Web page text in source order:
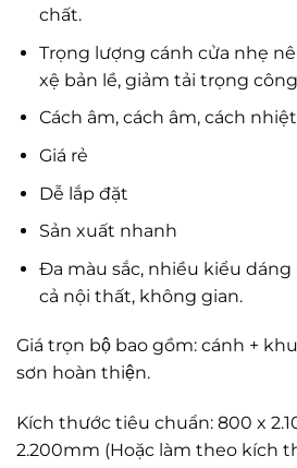
chất.
Trọng lượng cánh cửa nhẹ
xệ bản lề, giảm tải trọng
Cách âm, cách âm, cách
Giá rẻ
Dễ lắp đặt
Sản xuất nhanh
Đa màu sắc, nhiều kiểu
cả nội thất, không gian.
Giá trọn bộ bao gồm: cánh +
sơn hoàn thiện.
Kích thước tiêu chuẩn: 800 x
2.200mm (Hoặc làm theo kích